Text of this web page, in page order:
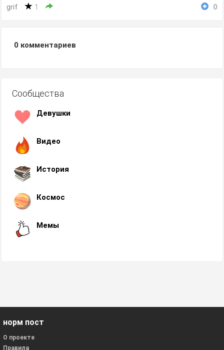
grif 1 0
0 комментариев
Сообщества
Девушки
Видео
История
Космос
Мемы
норм пост
О проекте
Правила